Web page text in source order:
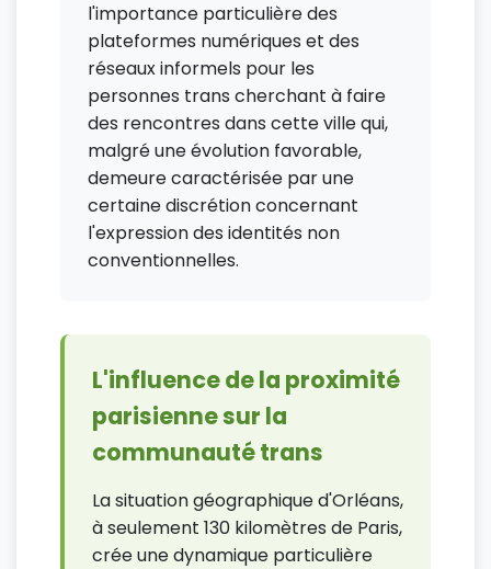
l'importance particulière des
plateformes numériques et des
réseaux informels pour les
personnes trans cherchant à faire
des rencontres dans cette ville qui,
malgré une évolution favorable,
demeure caractérisée par une
certaine discrétion concernant
l'expression des identités non
conventionnelles.
L'influence de la proximité
parisienne sur la
communauté trans
La situation géographique d'Orléans,
à seulement 130 kilomètres de Paris,
crée une dynamique particulière